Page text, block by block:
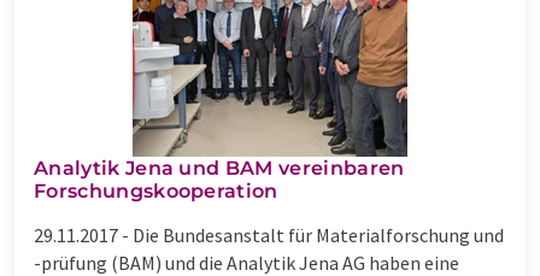
Analytik Jena und BAM vereinbaren
Forschungskooperation
29.11.2017 - Die Bundesanstalt für Materialforschung und
-prüfung (BAM) und die Analytik Jena AG haben eine